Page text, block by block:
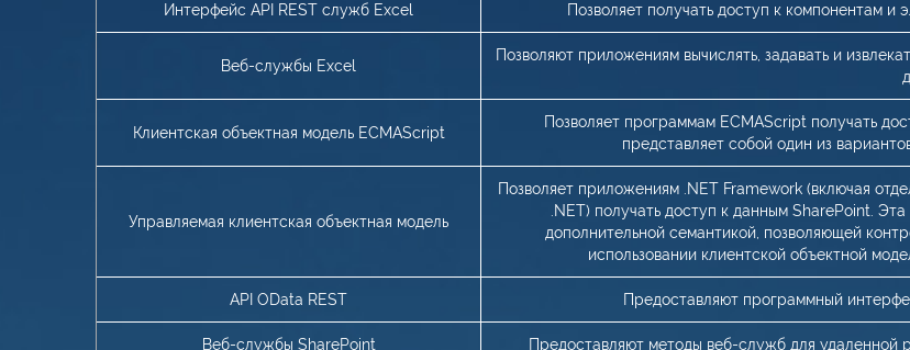
Интерфейс API REST служб Excel Позволяет получать доступ к компонентам и
Веб-службы Excel
Позволяют приложениям вычислять, задавать и
Клиентская объектная модель ECMAScript
Позволяет программам ECMAScript получать
представляет собой один из
Управляемая клиентская объектная модель
Позволяет приложениям .NET Framework (включая
.NET) получать доступ к данным SharePoint.
дополнительной семантикой, позволяющей
использовании клиентской объектной
API OData REST Предоставляют программный
Веб-службы SharePoint Предоставляют методы веб-служб для удаленной